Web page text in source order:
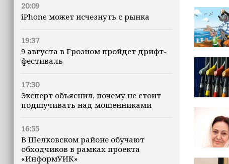
20:09
iPhone может исчезнуть с рынка
19:37
9 августа в Грозном пройдет дрифт-
фестиваль
17:30
Эксперт объяснил, почему не стоит
подшучивать над мошенниками
16:55
В Шелковском районе обучают
обходчиков в рамках проекта
«ИнформУИК»